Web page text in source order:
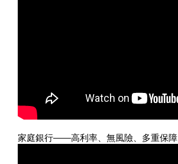
家庭銀行——高利率、無風險、多重保障